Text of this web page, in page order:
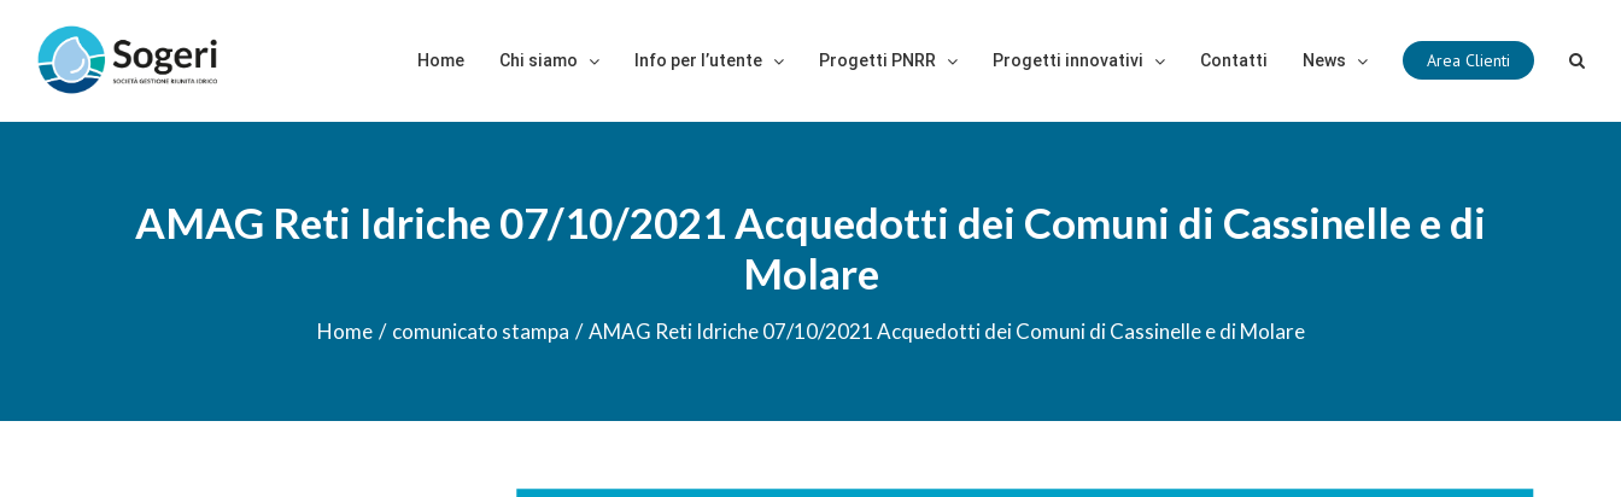
contenuto
per:
Home Chi siamo Info per l’utente Progetti PNRR Progetti innovativi Contatti News Area Clienti
AMAG Reti Idriche 07/10/2021 Acquedotti dei Comuni di Cassinelle e di
Molare
Home / comunicato stampa / AMAG Reti Idriche 07/10/2021 Acquedotti dei Comuni di Cassinelle e di Molare